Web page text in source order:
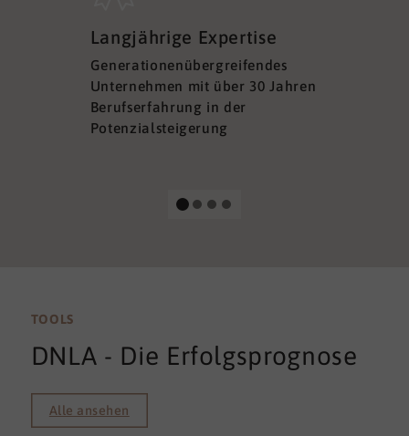
Langjährige Expertise
Generationenübergreifendes
Unternehmen mit über 30 Jahren
Berufserfahrung in der
Potenzialsteigerung
TOOLS
DNLA - Die Erfolgsprognose
Alle ansehen